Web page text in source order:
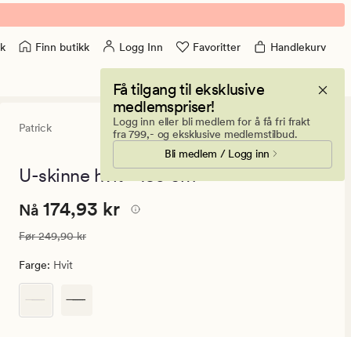
Finn butikk Logg Inn Favoritter Handlekurv
Få tilgang til eksklusive
medlemspriser!
Logg inn eller bli medlem for å få fri frakt
fra 799,- og eksklusive medlemstilbud.
Bli medlem / Logg inn
Patrick
65
anmeldelser
en
4.5 (65)
U-skinne hvit - 150 cm
Nåværende
174,93
kr.
pris
249,90
Nåværende pris
Nå 174,93 kr
Vanlig pris 249,90 kr
Før249,90 kr
Farge: Hvit